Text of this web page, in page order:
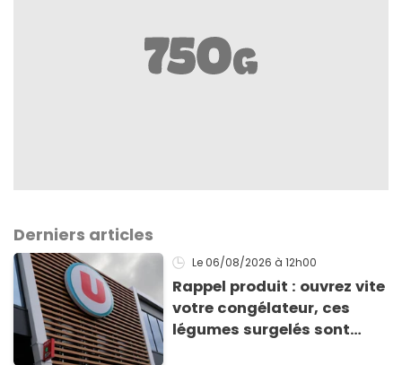
Derniers articles
Le 06/08/2026 à 12h00
Rappel produit : ouvrez vite
votre congélateur, ces
légumes surgelés sont